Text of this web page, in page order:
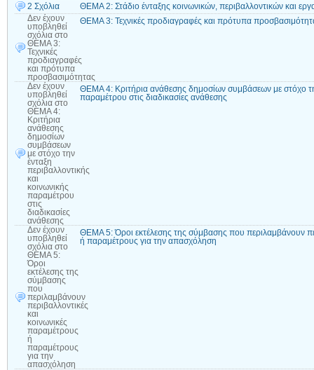
2 Σχόλια
ΘΕΜΑ 2: Στάδιο ένταξης κοινωνικών, περιβαλλοντικών και
Δεν έχουν
υποβληθεί
σχόλια στο
ΘΕΜΑ 3:
Τεχνικές
προδιαγραφές
και πρότυπα
προσβασιμότητας
ΘΕΜΑ 3: Τεχνικές προδιαγραφές και πρότυπα
Δεν έχουν
υποβληθεί
σχόλια στο
ΘΕΜΑ 4:
Κριτήρια
ανάθεσης
δημοσίων
συμβάσεων
με στόχο την
ένταξη
περιβαλλοντικής
και
κοινωνικής
παραμέτρου
στις
διαδικασίες
ανάθεσης
ΘΕΜΑ 4: Κριτήρια ανάθεσης δημοσίων συμβάσεων με στόχο
παραμέτρου στις διαδικασίες ανάθεσης
Δεν έχουν
υποβληθεί
σχόλια στο
ΘΕΜΑ 5:
Όροι
εκτέλεσης της
σύμβασης
που
περιλαμβάνουν
περιβαλλοντικές
και
κοινωνικές
παραμέτρους
ή
παραμέτρους
για την
απασχόληση
ΘΕΜΑ 5: Όροι εκτέλεσης της σύμβασης που περιλαμβάνουν
ή παραμέτρους για την απασχόληση